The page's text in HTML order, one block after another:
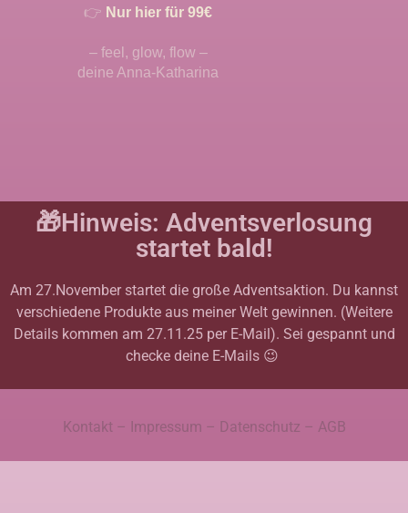
👉 Nur hier für 99€
– feel, glow, flow –
deine Anna-Katharina
🎁Hinweis: Adventsverlosung
startet bald!
Am 27.November startet die große Adventsaktion. Du kannst
verschiedene Produkte aus meiner Welt gewinnen. (Weitere
Details kommen am 27.11.25 per E-Mail). Sei gespannt und
checke deine E-Mails 😉
Kontakt– Impressum – Datenschutz – AGB